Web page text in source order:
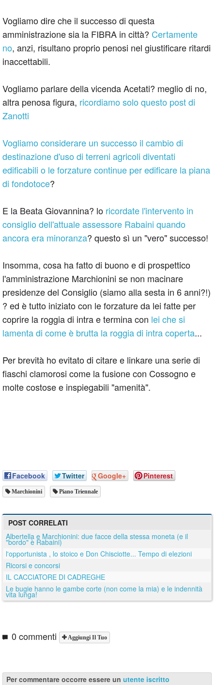
Vogliamo dire che il successo di questa
amministrazione sia la FIBRA in città? Certamente
no, anzi, risultano proprio penosi nel giustificare ritardi
inaccettabili.
Vogliamo parlare della vicenda Acetati? meglio di no,
altra penosa figura, ricordiamo solo questo post di
Zanotti
Vogliamo considerare un successo il cambio di
destinazione d'uso di terreni agricoli diventati
edificabili o le forzature continue per edificare la piana
di fondotoce?
E la Beata Giovannina? lo ricordate l'intervento in
consiglio dell'attuale assessore Rabaini quando
ancora era minoranza? questo sì un "vero" successo!
Insomma, cosa ha fatto di buono e di prospettico
l'amministrazione Marchionini se non macinare
presidenze del Consiglio (siamo alla sesta in 6 anni?!)
? ed è tutto iniziato con le forzature da lei fatte per
coprire la roggia di intra e termina con lei che si
lamenta di come è brutta la roggia di intra coperta...
Per brevità ho evitato di citare e linkare una serie di
fiaschi clamorosi come la fusione con Cossogno e
molte costose e inspiegabili "amenità".
Facebook Twitter Google+ Pinterest
Marchionini Piano Triennale
POST CORRELATI
Albertella e Marchionini: due facce della stessa moneta (e il
"bordo" è Rabaini)
l'opportunista , lo stoico e Don Chisciotte... Tempo di elezioni
Ricorsi e concorsi
IL CACCIATORE DI CADREGHE
Le bugie hanno le gambe corte (non come la mia) e le indennità
vita lunga!
0 commenti Aggiungi Il Tuo
Per commentare occorre essere un utente iscritto